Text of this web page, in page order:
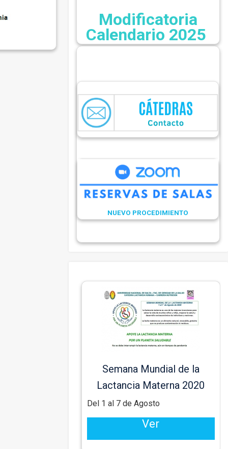
Modificatoria
Calendario 2025
NUEVO PROCEDIMIENTO
Semana Mundial de la
Lactancia Materna 2020
Del 1 al 7 de Agosto
Ver